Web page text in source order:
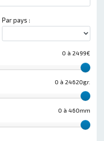
Par pays :
0 à 2499€
0 à 24620gr.
0 à 460mm